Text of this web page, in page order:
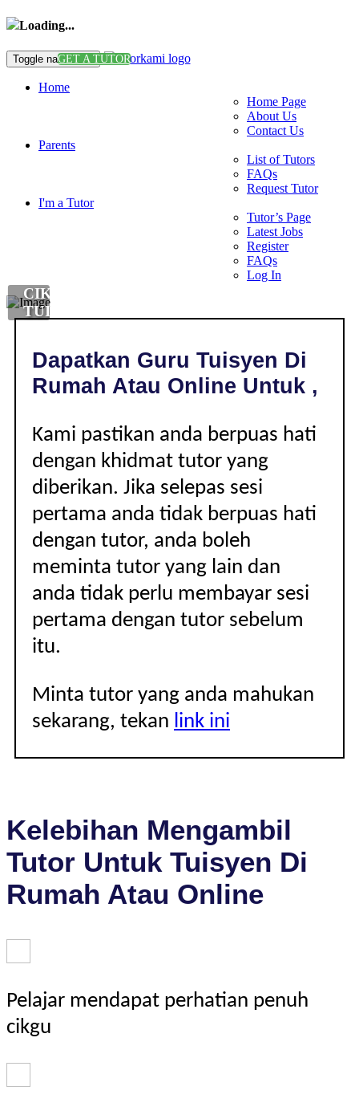
Loading...
Toggle navigationGET A TUTOR
Home
Home Page
About Us
Contact Us
Parents
List of Tutors
FAQs
Request Tutor
I'm a Tutor
Tutor’s Page
Latest Jobs
Register
FAQs
Log In
CIKGU
TUISYEN
Dapatkan Guru Tuisyen Di
Rumah Atau Online Untuk ,
Kami pastikan anda berpuas hati
dengan khidmat tutor yang
diberikan. Jika selepas sesi
pertama anda tidak berpuas hati
dengan tutor, anda boleh
meminta tutor yang lain dan
anda tidak perlu membayar sesi
pertama dengan tutor sebelum
itu.
Minta tutor yang anda mahukan
sekarang, tekan link ini
Kelebihan Mengambil
Tutor Untuk Tuisyen Di
Rumah Atau Online
Pelajar mendapat perhatian penuh
cikgu